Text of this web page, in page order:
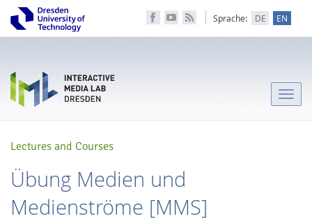
Sprache: DE EN
Toggle
Lectures and Courses
Übung Medien und
Medienströme [MMS]